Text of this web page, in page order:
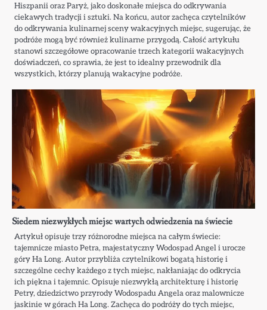
Hiszpanii oraz Paryż, jako doskonałe miejsca do odkrywania
ciekawych tradycji i sztuki. Na końcu, autor zachęca czytelników
do odkrywania kulinarnej sceny wakacyjnych miejsc, sugerując, że
podróże mogą być również kulinarne przygodą. Całość artykułu
stanowi szczegółowe opracowanie trzech kategorii wakacyjnych
doświadczeń, co sprawia, że jest to idealny przewodnik dla
wszystkich, którzy planują wakacyjne podróże.
Siedem niezwykłych miejsc wartych odwiedzenia na świecie
Artykuł opisuje trzy różnorodne miejsca na całym świecie:
tajemnicze miasto Petra, majestatyczny Wodospad Angel i urocze
góry Ha Long. Autor przybliża czytelnikowi bogatą historię i
szczególne cechy każdego z tych miejsc, nakłaniając do odkrycia
ich piękna i tajemnic. Opisuje niezwykłą architekturę i historię
Petry, dziedzictwo przyrody Wodospadu Angela oraz malownicze
jaskinie w górach Ha Long. Zachęca do podróży do tych miejsc,